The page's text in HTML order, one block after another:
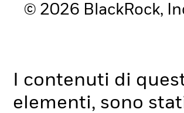
© 2026 BlackRock,
I contenuti di
elementi, sono